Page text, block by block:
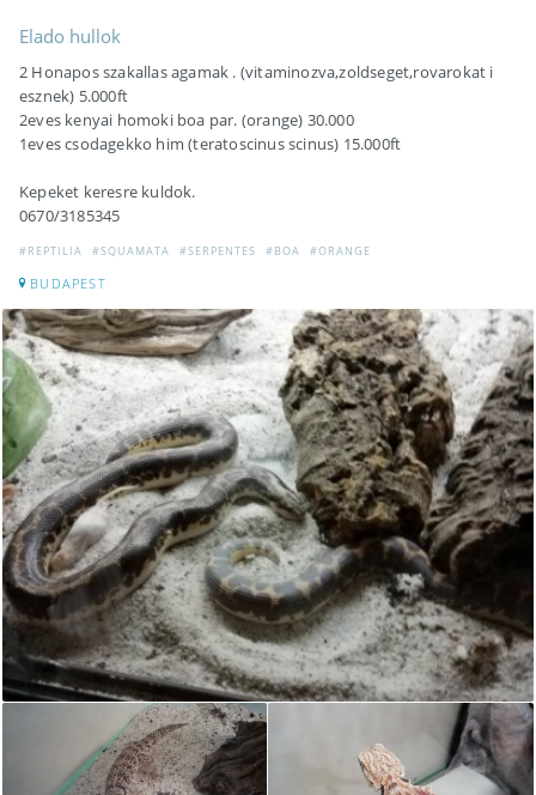
Elado hullok
2 Honapos szakallas agamak . (vitaminozva,zoldseget,rovarokat i
esznek) 5.000ft
2eves kenyai homoki boa par. (orange) 30.000
1eves csodagekko him (teratoscinus scinus) 15.000ft
Kepeket keresre kuldok.
0670/3185345
#REPTILIA #SQUAMATA #SERPENTES #BOA #ORANGE
BUDAPEST